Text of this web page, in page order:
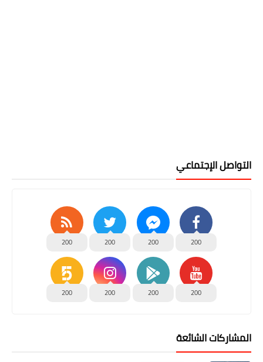
التواصل الإجتماعي
200
200
200
200
200
200
200
200
المشاركات الشائعة